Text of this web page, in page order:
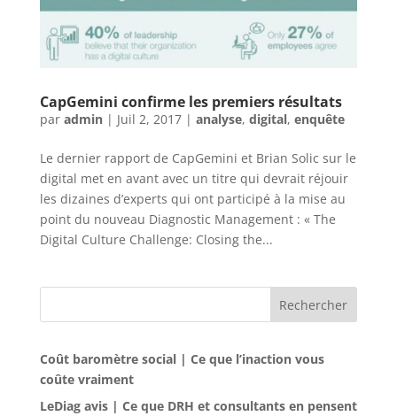
CapGemini confirme les premiers résultats
par admin| Juil 2, 2017| analyse, digital, enquête
Le dernier rapport de CapGemini et Brian Solic sur le
digital met en avant avec un titre qui devrait réjouir
les dizaines d’experts qui ont participé à la mise au
point du nouveau Diagnostic Management : « The
Digital Culture Challenge: Closing the...
Rechercher
Coût baromètre social | Ce que l’inaction vous
coûte vraiment
LeDiag avis | Ce que DRH et consultants en pensent